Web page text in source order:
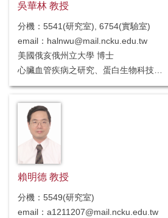
吳華林 教授
分機：5541(研究室), 6754(實驗室)
email：halnwu@mail.ncku.edu.tw
美國俄亥俄州立大學 博士
心臟血管疾病之研究、蛋白生物科技
（不招收研究生）
賴明德 教授
分機：5549(研究室)
email：a1211207@mail.ncku.edu.tw